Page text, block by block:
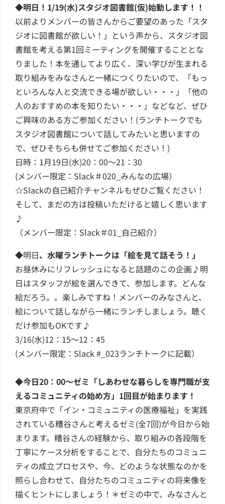
◆明日！1/19(水)スタジオ図書館(仮)始動します！！
以前よりメンバーの皆さんからご要望のあった「スタ
ジオに図書館が欲しい！」という声から、スタジオ図
書館を考える第1回ミーティングを開催することとな
りました！本を通してより広く、深い学びが生まれる
取り組みをみなさんと一緒につくりたいので、「もっ
といろんな人と交流できる場が欲しい・・・」「他の
人のおすすめの本を知りたい・・・」などなど、ぜひ
ご興味のある方ご参加ください！(ランチトークでも
スタジオ図書館について話してみたいと思いますの
で、ぜひそちらも併せてご参加ください！)
日時：1月19日(水)20：00〜21：30
(メンバー限定：Slack＃020_みんなの広場）
☆Slackの自己紹介チャンネルもぜひご覧ください！
そして、まだの方は投稿いただけると嬉しく思います
♪
（メンバー限定：Slack＃01_自己紹介）
◆明日、水曜ランチトークは「絵を見て話そう！」
お昼休みにリフレッシュになると話題のこの企画♪明
日はスタッフが絵を選んできて、参加します。どんな
絵だろう。。楽しみですね！メンバーのみなさんと、
絵について話しながら一緒にランチしましょう。聴く
だけ参加もOKです♪
3/16(水)12：15～12：45
(メンバー限定：Slack #_023ランチトークに記載）
◆今日20：00～ゼミ「しあわせな暮らしを専門職が支
えるコミュニティの始め方」1回目が始まります！
東京府中で「イン・コミュニティの医療福祉」を実践
されている糟谷さんと考えるゼミ(全7回)が今日から始
まります。糟谷さんの経験から、取り組みの各段階を
丁寧にケース分析をすることで、自分たちのコミュニ
ティの成立プロセスや、今、どのような状態なのかを
照らし合わせて、自分たちのコミュニティの将来像を
描くヒントにしましょう！＊ゼミの中で、みなさんと